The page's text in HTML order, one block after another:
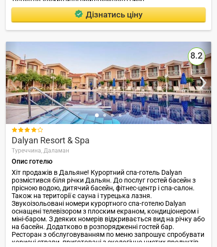
Дізнатись ціну
8.2

Dalyan Resort & Spa
Туреччина, Даламан
Опис готелю
Хіт продажів в Дальяне! Курортний спа-готель Dalyan
розмістився біля річки Дальян. До послуг гостей басейн з
прісною водою, дитячий басейн, фітнес-центр і спа-салон.
Також на території є сауна і турецька лазня.
Звукоізольовані номери курортного спа-готелю Dalyan
оснащені телевізором з плоским екраном, кондиціонером і
міні-баром. З деяких номерів відкривається вид на річку або
на басейн. Додатково в розпорядженні гостей бар.
Ресторан з обслуговуванням по меню запрошує спробувати
корисні страви, приготовані з екологічно чистих продуктів.